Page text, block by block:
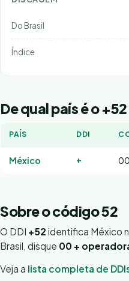
Do Brasil
Índice
De qual país é o +52
PAÍS DDI
México +
Sobre o código 52
O DDI +52 identifica México
Brasil, disque 00 +
Veja a lista completa de